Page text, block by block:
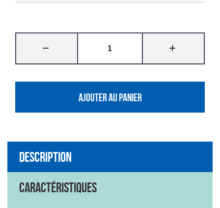
AJOUTER AU PANIER
Description
Caractéristiques